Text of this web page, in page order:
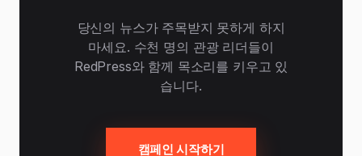
당신의 뉴스가 주목받지 못하게 하지
마세요. 수천 명의 관광 리더들이
RedPress와 함께 목소리를 키우고 있
습니다.
캠페인 시작하기